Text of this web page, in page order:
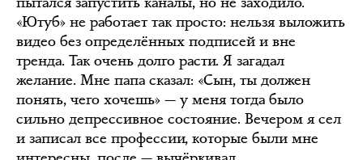
«Ютуб» не работает так просто: нельзя выложить
видео без определённых подписей и вне
тренда. Так очень долго расти. Я загадал
желание. Мне папа сказал: «Сын, ты должен
понять, чего хочешь» — у меня тогда было
сильно депрессивное состояние. Вечером я сел
и записал все профессии, которые были мне